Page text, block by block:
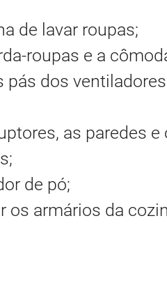
de lavar roupas;
roupas e a
pás dos
as paredes e
de pó;
os armários da